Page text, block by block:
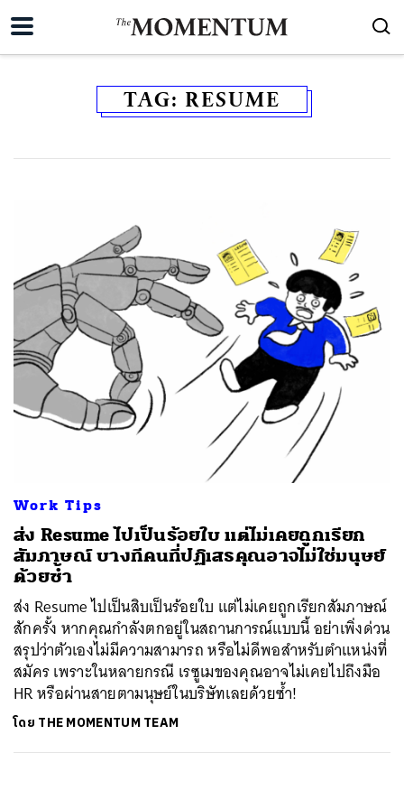
TAG: RESUME
Work Tips
ส่ง Resume ไปเป็นร้อยใบ แต่ไม่เคยถูกเรียก
สัมภาษณ์ บางทีคนที่ปฏิเสธคุณอาจไม่ใช่มนุษย์
ด้วยซ้ำ
ส่ง Resume ไปเป็นสิบเป็นร้อยใบ แต่ไม่เคยถูกเรียกสัมภาษณ์
สักครั้ง หากคุณกำลังตกอยู่ในสถานการณ์แบบนี้ อย่าเพิ่งด่วน
สรุปว่าตัวเองไม่มีความสามารถ หรือไม่ดีพอสำหรับตำแหน่งที่
สมัคร เพราะในหลายกรณี เรซูเมของคุณอาจไม่เคยไปถึงมือ
HR หรือผ่านสายตามนุษย์ในบริษัทเลยด้วยซ้ำ!
โดย THE MOMENTUM TEAM
SHARE